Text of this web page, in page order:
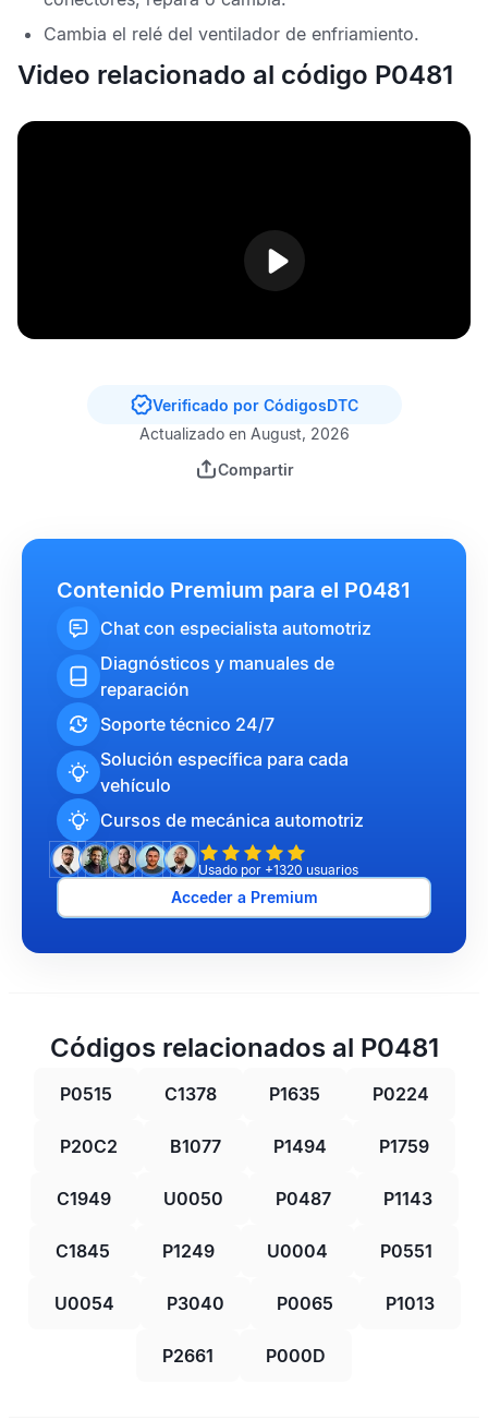
Cambia el relé del ventilador de enfriamiento.
Video relacionado al código P0481
Verificado por CódigosDTC
Actualizado en August, 2026
Compartir
Contenido Premium para el P0481
Chat con especialista automotriz
Diagnósticos y manuales de
reparación
Soporte técnico 24/7
Solución específica para cada
vehículo
Cursos de mecánica automotriz
Usado por +1320 usuarios
Acceder a Premium
Códigos relacionados al P0481
P0515 C1378 P1635 P0224
P20C2 B1077 P1494 P1759
C1949 U0050 P0487 P1143
C1845 P1249 U0004 P0551
U0054 P3040 P0065 P1013
P2661 P000D